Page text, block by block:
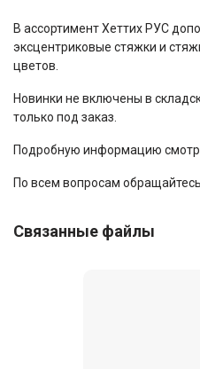
В ассортимент Хеттих РУС
эксцентриковые стяжки и
цветов.
Новинки не включены в
только под заказ.
Подробную информацию
По всем вопросам
Связанные файлы